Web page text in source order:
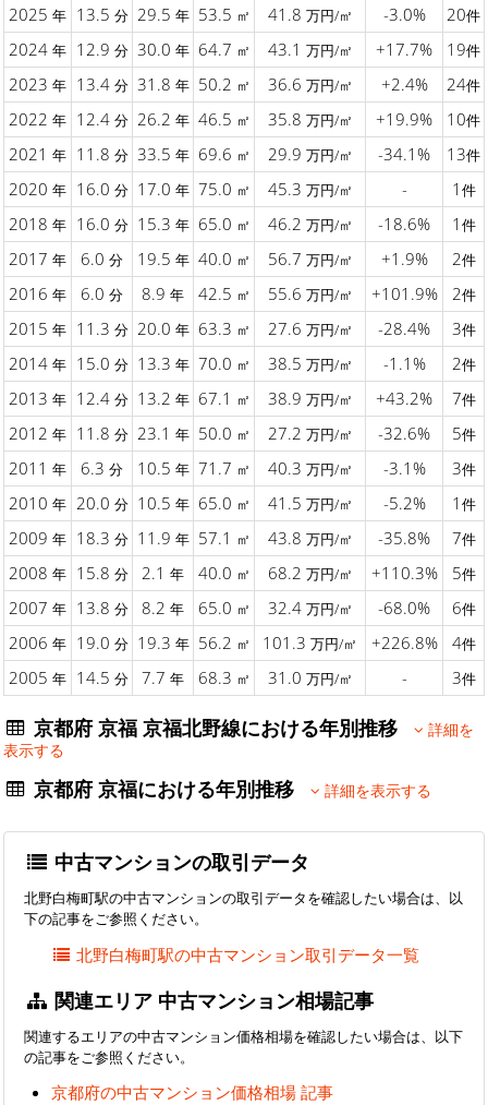
2025 年 13.5 分 29.5 年 53.5 ㎡ 41.8 万円/㎡ -3.0% 20件
2024 年 12.9 分 30.0 年 64.7 ㎡ 43.1 万円/㎡ +17.7% 19件
2023 年 13.4 分 31.8 年 50.2 ㎡ 36.6 万円/㎡ +2.4% 24件
2022 年 12.4 分 26.2 年 46.5 ㎡ 35.8 万円/㎡ +19.9% 10件
2021 年 11.8 分 33.5 年 69.6 ㎡ 29.9 万円/㎡ -34.1% 13件
2020 年 16.0 分 17.0 年 75.0 ㎡ 45.3 万円/㎡ - 1 件
2018 年 16.0 分 15.3 年 65.0 ㎡ 46.2 万円/㎡ -18.6% 1 件
2017 年 6.0 分 19.5 年 40.0 ㎡ 56.7 万円/㎡ +1.9% 2件
2016 年 6.0 分 8.9 年 42.5 ㎡ 55.6 万円/㎡ +101.9% 2件
2015 年 11.3 分 20.0 年 63.3 ㎡ 27.6 万円/㎡ -28.4% 3件
2014 年 15.0 分 13.3 年 70.0 ㎡ 38.5 万円/㎡ -1.1% 2件
2013 年 12.4 分 13.2 年 67.1 ㎡ 38.9 万円/㎡ +43.2% 7件
2012 年 11.8 分 23.1 年 50.0 ㎡ 27.2 万円/㎡ -32.6% 5件
2011 年 6.3 分 10.5 年 71.7 ㎡ 40.3 万円/㎡ -3.1% 3件
2010 年 20.0 分 10.5 年 65.0 ㎡ 41.5 万円/㎡ -5.2% 1 件
2009 年 18.3 分 11.9 年 57.1 ㎡ 43.8 万円/㎡ -35.8% 7件
2008 年 15.8 分 2.1 年 40.0 ㎡ 68.2 万円/㎡ +110.3% 5件
2007 年 13.8 分 8.2 年 65.0 ㎡ 32.4 万円/㎡ -68.0% 6件
2006 年 19.0 分 19.3 年 56.2 ㎡ 101.3 万円/㎡ +226.8% 4件
2005 年 14.5 分 7.7 年 68.3 ㎡ 31.0 万円/㎡ - 3件
京都府 京福 京福北野線における年別推移
詳細を
表示する
京都府 京福における年別推移 詳細を表示する
中古マンションの取引データ
北野白梅町駅の中古マンションの取引データを確認したい場合は、以
下の記事をご参照ください。
北野白梅町駅の中古マンション取引データ一覧
関連エリア 中古マンション相場記事
関連するエリアの中古マンション価格相場を確認したい場合は、以下
の記事をご参照ください。
京都府の中古マンション価格相場 記事